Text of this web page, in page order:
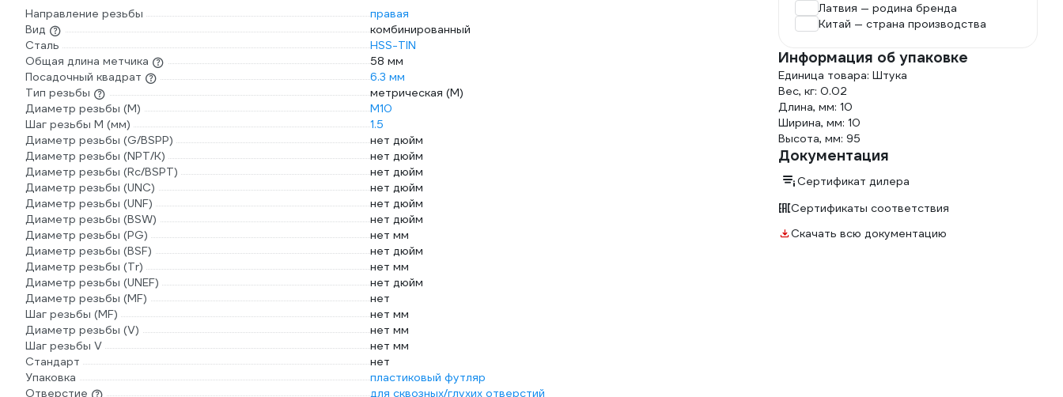
Направление резьбы
правая
Вид
комбинированный
Сталь
HSS-TIN
Общая длина метчика
58 мм
Посадочный квадрат
6.3 мм
Тип резьбы
метрическая (М)
Диаметр резьбы (М)
М10
Шаг резьбы М (мм)
1.5
Диаметр резьбы (G/BSPP)
нет дюйм
Диаметр резьбы (NPT/K)
нет дюйм
Диаметр резьбы (Rc/BSPT)
нет дюйм
Диаметр резьбы (UNC)
нет дюйм
Диаметр резьбы (UNF)
нет дюйм
Диаметр резьбы (BSW)
нет дюйм
Диаметр резьбы (PG)
нет мм
Диаметр резьбы (BSF)
нет дюйм
Диаметр резьбы (Tr)
нет мм
Диаметр резьбы (UNEF)
нет дюйм
Диаметр резьбы (MF)
нет
Шаг резьбы (MF)
нет мм
Диаметр резьбы (V)
нет мм
Шаг резьбы V
нет мм
Стандарт
нет
Упаковка
пластиковый футляр
Отверстие
для сквозных/глухих отверстий
Латвия — родина бренда
Китай — страна производства
Информация об упаковке
Единица товара: Штука
Вес, кг: 0.02
Длина, мм: 10
Ширина, мм: 10
Высота, мм: 95
Документация
Сертификат дилера
Сертификаты соответствия
Скачать всю документацию